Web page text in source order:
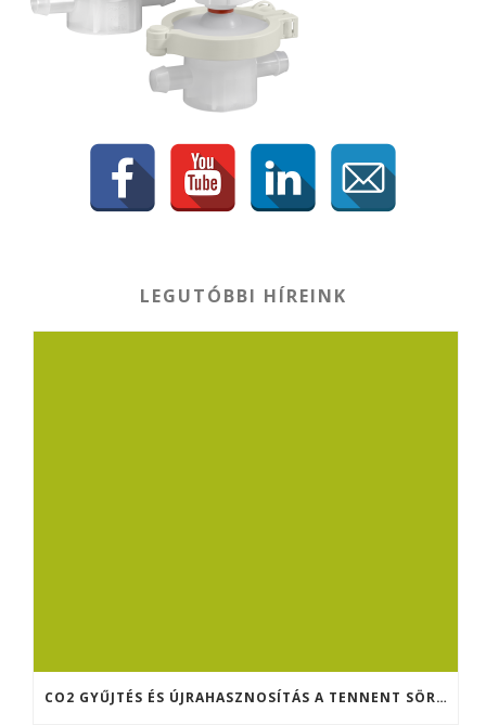
LEGUTÓBBI HÍREINK
CO2 GYŰJTÉS ÉS ÚJRAHASZNOSÍTÁS A TENNENT SÖRFŐZDÉBEN (SKÓCIA)